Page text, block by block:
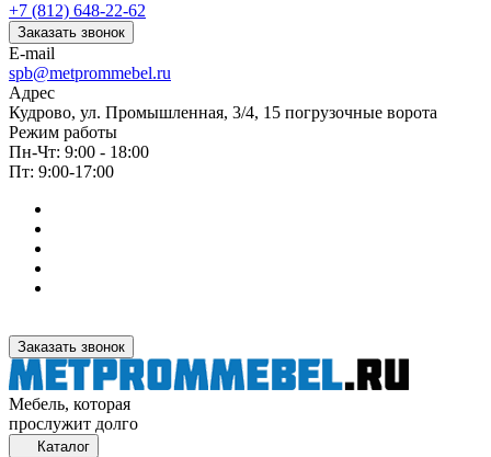
+7 (812) 648-22-62
Заказать звонок
E-mail
spb@metprommebel.ru
Адрес
Кудрово, ул. Промышленная, 3/4, 15 погрузочные ворота
Режим работы
Пн-Чт: 9:00 - 18:00
Пт: 9:00-17:00
Заказать звонок
Мебель, которая
прослужит долго
Каталог